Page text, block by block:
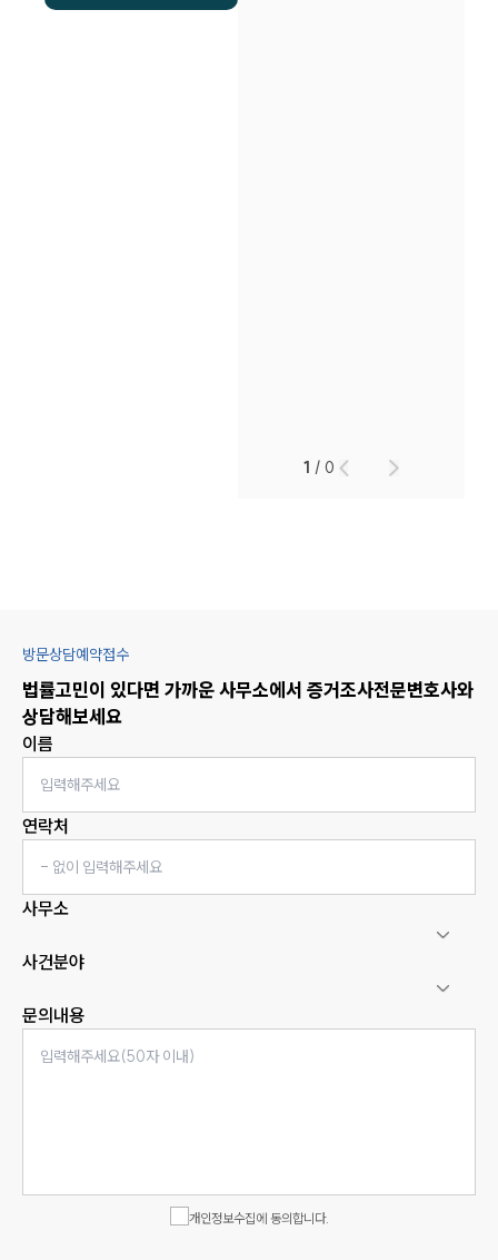
1 /0
방문상담예약접수
법률고민이 있다면 가까운 사무소에서 증거조사전문변호사와
상담해보세요
이름
연락처
사무소
사건분야
문의내용
개인정보수집에 동의합니다.